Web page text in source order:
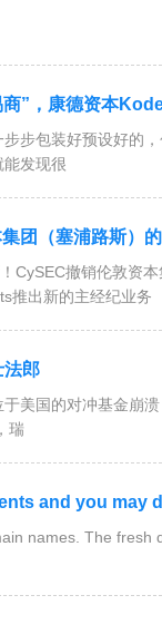
”，康德资本
包装好预设好的，
发现很
TMGM与意大利传奇门将吉安
CySEC撤销伦敦资
推出新的主经纪业务
法郎
美国的对冲基金崩
公告，瑞
you may domain
names. The fresh